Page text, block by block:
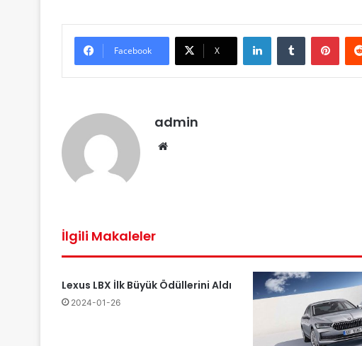
Facebook X
LinkedInTumblr
admin
İlgili Makaleler
Lexus LBX İlk Büyük Ödüllerini Aldı
2024-01-26